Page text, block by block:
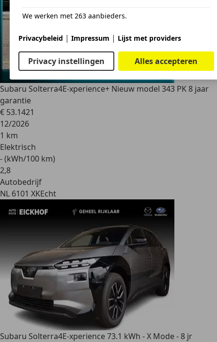
Subaru Solterra4E-xperience+ Nieuw model 343 PK 8 jaar
garantie
€ 53.1421
12/2026
1 km
Elektrisch
- (kWh/100 km)
2,8
Autobedrijf
NL 6101 XKEcht
Subaru Solterra4E-xperience 73.1 kWh - X Mode - 8 jr
We werken met 263 aanbieders.
Privacybeleid | Impressum | Lijst met providers
Privacy instellingen Alles accepteren